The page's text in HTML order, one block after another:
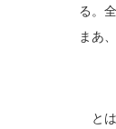
る。
まあ
と